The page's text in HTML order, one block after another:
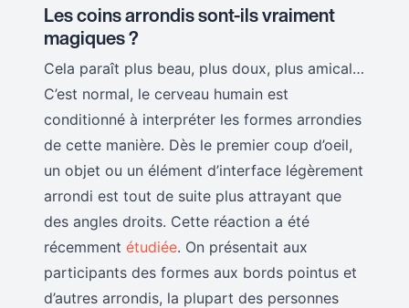
Les coins arrondis sont-ils vraiment
magiques ?
Cela paraît plus beau, plus doux, plus amical…
C’est normal, le cerveau humain est
conditionné à interpréter les formes arrondies
de cette manière. Dès le premier coup d’oeil,
un objet ou un élément d’interface légèrement
arrondi est tout de suite plus attrayant que
des angles droits. Cette réaction a été
récemment étudiée. On présentait aux
participants des formes aux bords pointus et
d’autres arrondis, la plupart des personnes